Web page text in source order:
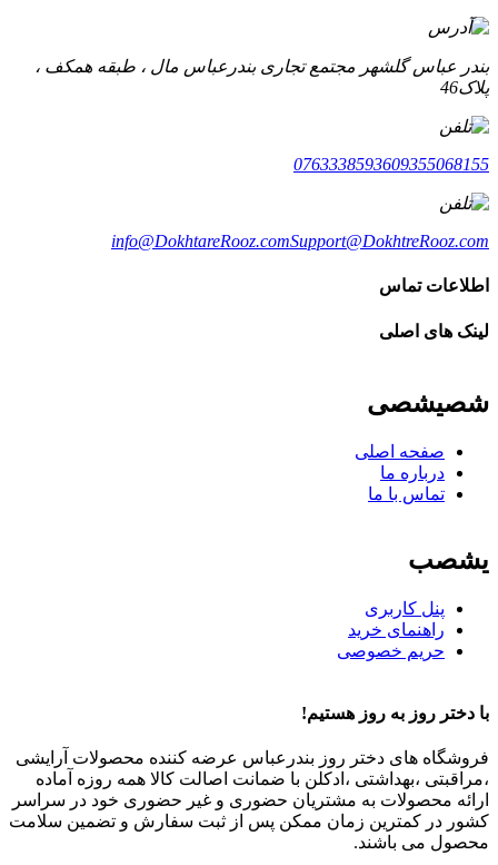
بندر عباس گلشهر مجتمع تجاری بندرعباس مال ، طبقه همکف ،
پلاک46
0763338593609355068155
info@DokhtareRooz.comSupport@DokhtreRooz.com
اطلاعات تماس
لینک های اصلی
شصیشصی
صفحه اصلی
درباره ما
تماس با ما
یشصب
پنل کاربری
راهنمای خرید
حریم خصوصی
با دختر روز به روز هستیم!
فروشگاه های دختر روز بندرعباس عرضه کننده محصولات آرایشی
،مراقبتی ،بهداشتی ،ادکلن با ضمانت اصالت کالا همه روزه آماده
ارائه محصولات به مشتریان حضوری و غیر حضوری خود در سراسر
کشور در کمترین زمان ممکن پس از ثبت سفارش و تضمین سلامت
محصول می باشند.